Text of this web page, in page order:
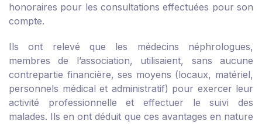
honoraires pour les consultations effectuées pour son
compte.
Ils ont relevé que les médecins néphrologues,
membres de l’association, utilisaient, sans aucune
contrepartie financière, ses moyens (locaux, matériel,
personnels médical et administratif) pour exercer leur
activité professionnelle et effectuer le suivi des
malades. Ils en ont déduit que ces avantages en nature